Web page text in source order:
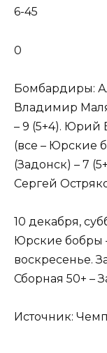
6-45
0
Бомбардиры:
Владимир
– 9 (5+4). Юрий
(все – Юрские
(Задонск) – 7
Сергей
10 декабря,
Юрские бобры
воскресенье.
Сборная 50+ –
Источник: